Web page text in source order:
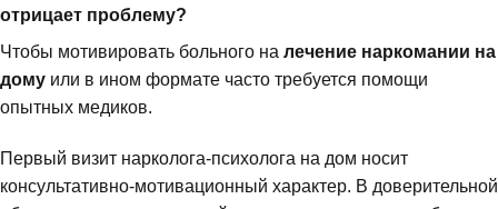
отрицает проблему?
Чтобы мотивировать больного на лечение наркомании на
дому или в ином формате часто требуется помощи
опытных медиков.
Первый визит нарколога-психолога на дом носит
консультативно-мотивационный характер. В доверительной